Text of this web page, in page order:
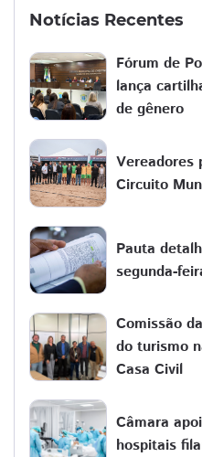
Notícias Recentes
Fórum de
lança
de gênero
Vereadores
Circuito
Pauta
segunda-
Comissão
do turismo
Casa Civil
Câmara
hospitais